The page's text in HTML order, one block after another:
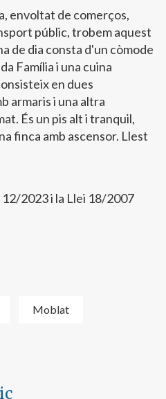
envoltat de comerços,
públic, trobem aquest
de dia consta d'un còmode
Família i una cuina
en dues
armaris i una altra
És un pis alt i tranquil,
finca amb ascensor. Llest
2023 i la Llei 18/2007
Moblat